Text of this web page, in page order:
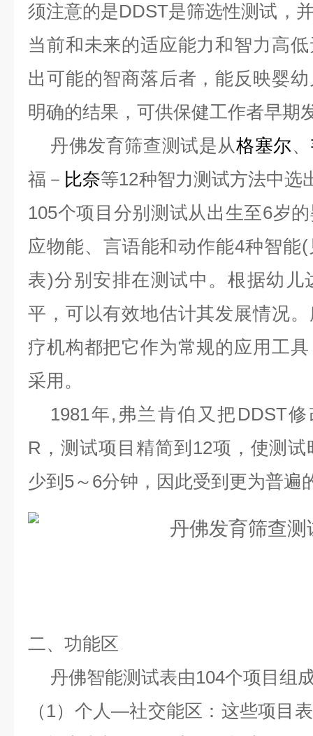
须注意的是DDST是筛选性测试，
当前和未来的适应能力和智力高
出可能的智商落后者，能反映婴
明确的结果，可供保健工作者早期
丹佛发育筛查测试是从格塞尔、
福－ 比奈等12种智力测试方法中选
105个项目分别测试从出生至6岁
应物能、言语能和动作能4种智能(
表)分别安排在测试中。根据幼儿
平，可以有效地估计其发展情况
疗机构都把它作为常规的应用工
采用。
1981年, 弗兰肯伯又把 DDST修
R ，测试项目精简到 12项，使测试
少到 5～ 6分钟，因此受到更为普遍
二、功能区
丹佛智能测试表由104个项目组
（ 1）个人—社交能区：这些项目